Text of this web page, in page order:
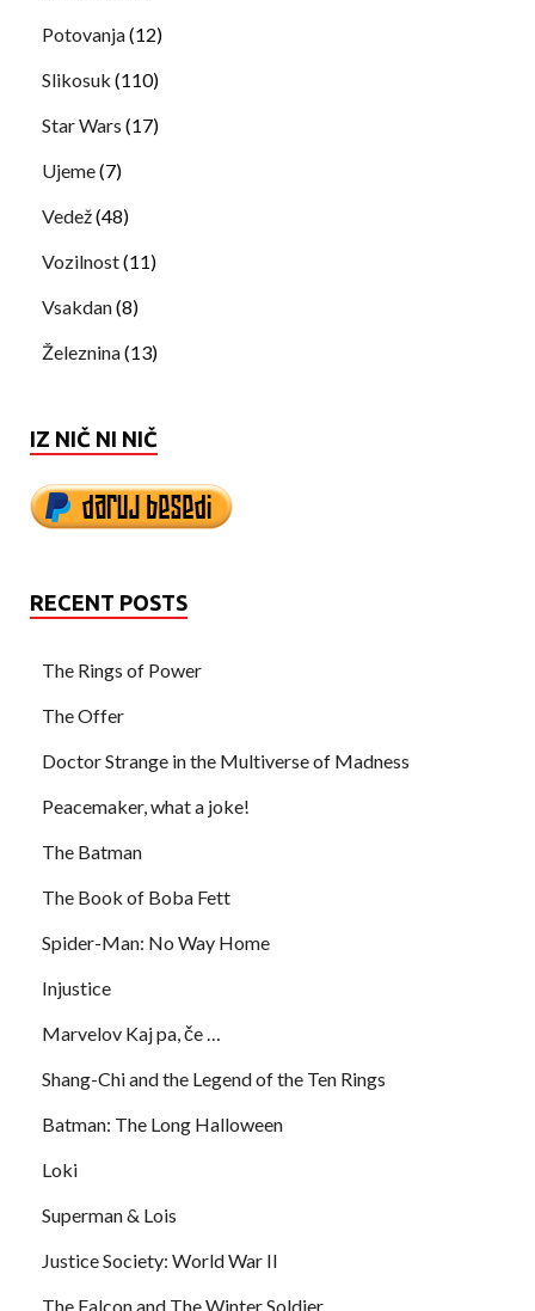
Potovanja(12)
Slikosuk (110)
Star Wars (17)
Ujeme(7)
Vedež(48)
Vozilnost(11)
Vsakdan(8)
Železnina(13)
IZ NIČ NI NIČ
RECENT POSTS
The Rings of Power
The Offer
Doctor Strange in the Multiverse of Madness
Peacemaker, what a joke!
The Batman
The Book of Boba Fett
Spider-Man: No Way Home
Injustice
Marvelov Kaj pa, če …
Shang-Chi and the Legend of the Ten Rings
Batman: The Long Halloween
Loki
Superman & Lois
Justice Society: World War II
The Falcon and The Winter Soldier